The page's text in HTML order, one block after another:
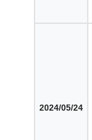
2024/05/24